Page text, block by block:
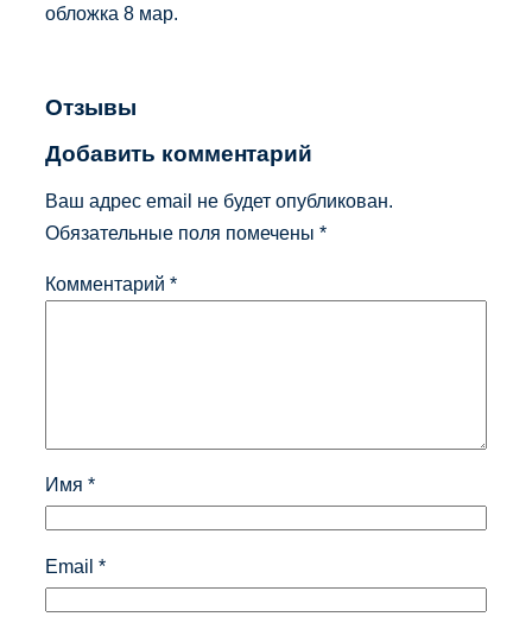
обложка 8 мар.
Отзывы
Добавить комментарий
Ваш адрес email не будет опубликован.
Обязательные поля помечены *
Комментарий *
Имя *
Email *